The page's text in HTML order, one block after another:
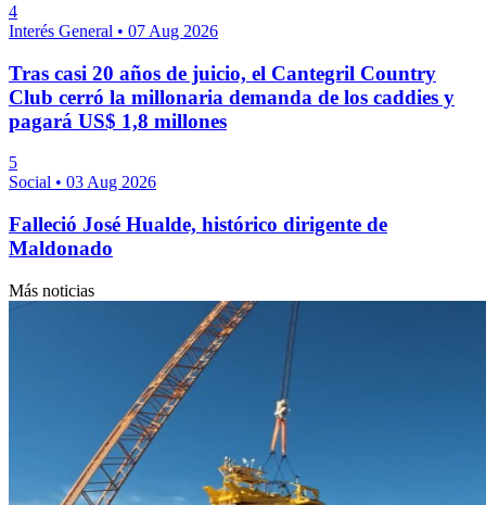
4
Interés General • 07 Aug 2026
Tras casi 20 años de juicio, el Cantegril Country
Club cerró la millonaria demanda de los caddies y
pagará US$ 1,8 millones
5
Social • 03 Aug 2026
Falleció José Hualde, histórico dirigente de
Maldonado
Más noticias